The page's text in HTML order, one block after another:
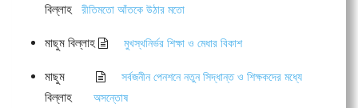
বিল্লাহ
রীতিমতো আঁতকে উঠার মতো
মাছুম বিল্লাহ মুখস্থনির্ভর শিক্ষা ও মেধার বিকাশ
মাছুম
বিল্লাহ
সর্বজনীন পেনশনে নতুন সিদ্ধান্ত ও শিক্ষকদের মধ্যে
অসন্তোষ